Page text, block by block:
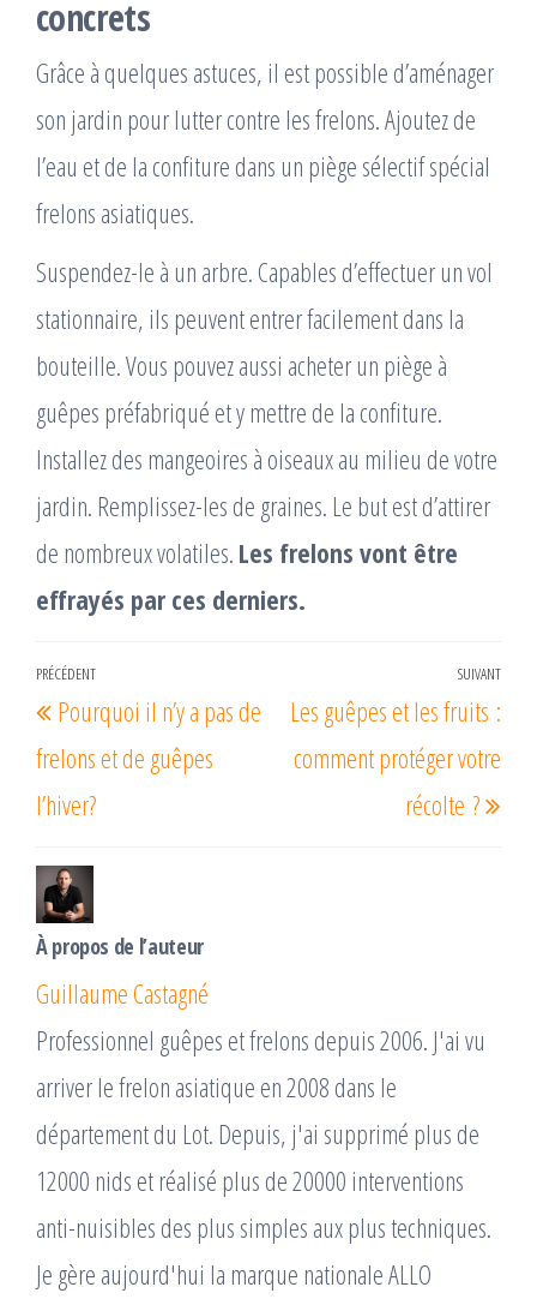
concrets
Grâce à quelques astuces, il est possible d’aménager
son jardin pour lutter contre les frelons. Ajoutez de
l’eau et de la confiture dans un piège sélectif spécial
frelons asiatiques.
Suspendez-le à un arbre. Capables d’effectuer un vol
stationnaire, ils peuvent entrer facilement dans la
bouteille. Vous pouvez aussi acheter un piège à
guêpes préfabriqué et y mettre de la confiture.
Installez des mangeoires à oiseaux au milieu de votre
jardin. Remplissez-les de graines. Le but est d’attirer
de nombreux volatiles. Les frelons vont être
effrayés par ces derniers.
Navigation
de
l’article
Article
précédent
PRÉCÉDENT
Pourquoi il n’y a pas de
frelons et de guêpes
l’hiver?
SUIVANT
Les guêpes et les fruits :
comment protéger votre
récolte ?
À propos de l’auteur
Guillaume Castagné
Professionnel guêpes et frelons depuis 2006. J'ai vu
arriver le frelon asiatique en 2008 dans le
département du Lot. Depuis, j'ai supprimé plus de
12000 nids et réalisé plus de 20000 interventions
anti-nuisibles des plus simples aux plus techniques.
Je gère aujourd'hui la marque nationale ALLO